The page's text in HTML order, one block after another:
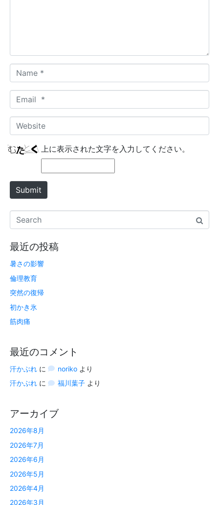
a
m
*
m
a
*
W
e
b
t
上に表示された文字を入力してください。
Submit
最近の投稿
暑さの影響
倫理教育
突然の復帰
初かき氷
筋肉痛
最近のコメント
汗かぶれ に norikoより
汗かぶれ に 福川葉子より
アーカイブ
2026年8月
2026年7月
2026年6月
2026年5月
2026年4月
2026年3月